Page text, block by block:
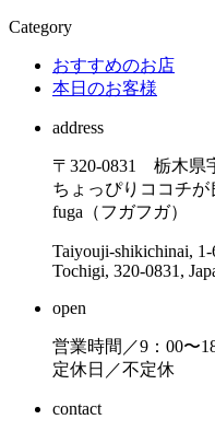
Category
おすすめのお店
本日のお客様
address
〒320-0831 栃木県
ちょっぴりココチが
fuga（フガフガ）
Taiyouji-shikichinai,
Tochigi, 320-0831,
open
営業時間／9：00〜
定休日／不定休
contact